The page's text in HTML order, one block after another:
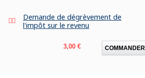
Demande de dégrèvement de
l'impôt sur le revenu
Prix
3,00 € COMMANDER